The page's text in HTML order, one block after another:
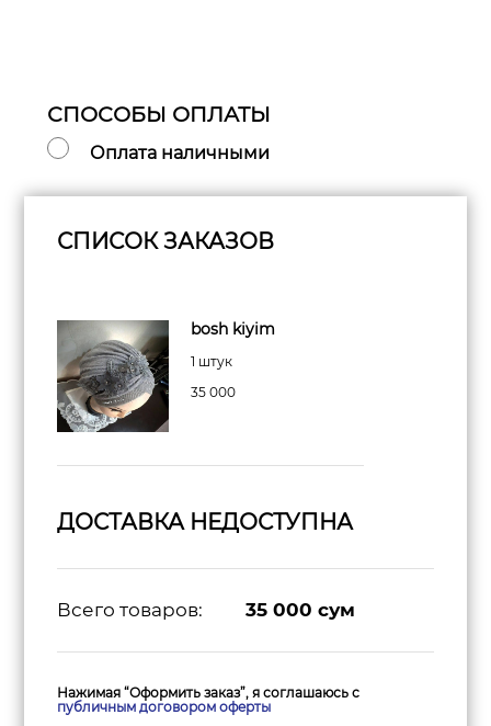
СПОСОБЫ ОПЛАТЫ
Оплата наличными
СПИСОК ЗАКАЗОВ
bosh kiyim
1 штук
35 000
ДОСТАВКА НЕДОСТУПНА
Всего товаров: 35 000 сум
Нажимая “Оформить заказ”, я соглашаюсь с
публичным договором оферты